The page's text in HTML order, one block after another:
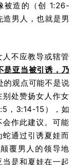
被造的（创 1:26-
男人，也就是男
不应教导或辖管
是亚当被引诱，乃
的观点可能不是说
处赞扬女人作女
，3:14-15），如
作此建议。可能
通过引诱夏娃而
覆男人的领导地
是和夏娃在一起